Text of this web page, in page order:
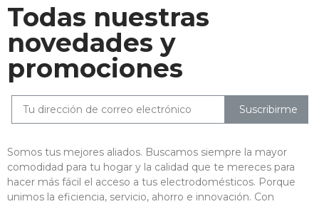
Todas nuestras
novedades y
promociones
Suscribirme
Somos tus mejores aliados. Buscamos siempre la mayor
comodidad para tu hogar y la calidad que te mereces para
hacer más fácil el acceso a tus electrodomésticos. Porque
unimos la eficiencia, servicio, ahorro e innovación. Con